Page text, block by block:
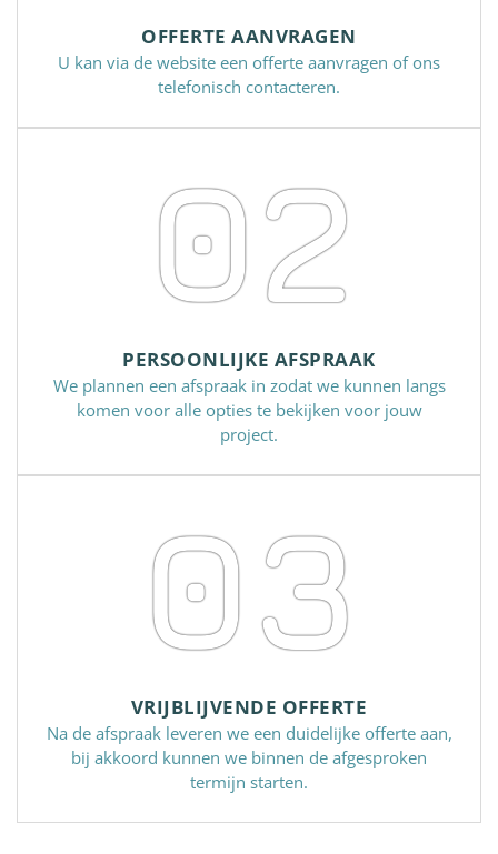
OFFERTE AANVRAGEN
U kan via de website een offerte aanvragen of ons
telefonisch contacteren.
02
PERSOONLIJKE AFSPRAAK
We plannen een afspraak in zodat we kunnen langs
komen voor alle opties te bekijken voor jouw
project.
03
VRIJBLIJVENDE OFFERTE
Na de afspraak leveren we een duidelijke offerte aan,
bij akkoord kunnen we binnen de afgesproken
termijn starten.